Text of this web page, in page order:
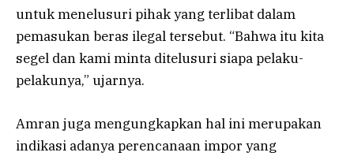
untuk menelusuri pihak yang terlibat dalam
pemasukan beras ilegal tersebut. “Bahwa itu kita
segel dan kami minta ditelusuri siapa pelaku-
pelakunya,” ujarnya.
Amran juga mengungkapkan hal ini merupakan
indikasi adanya perencanaan impor yang